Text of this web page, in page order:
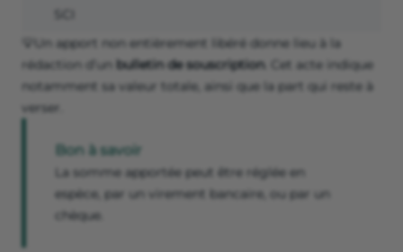
💡Un apport non entièrement libéré donne lieu à la
rédaction d’un bulletin de souscription. Cet acte indique
notamment sa valeur totale, ainsi que la part qui reste à
verser.
Bon à savoir
La somme apportée peut être réglée en
espèce, par un virement bancaire, ou par un
chèque.